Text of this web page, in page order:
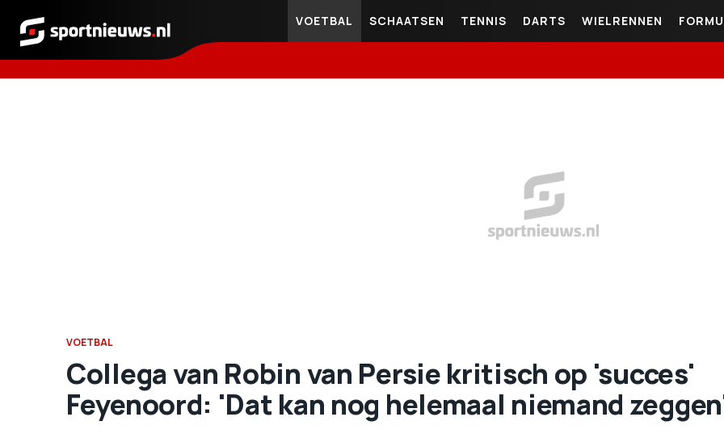
Sportnieuws.nl
VOETBAL SCHAATSEN TENNIS DARTS WIELRENNEN
VOETBAL
Collega van Robin van Persie kritisch op 'succes'
Feyenoord: 'Dat kan nog helemaal niemand